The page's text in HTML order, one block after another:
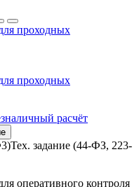
проходных
проходных
расчёт
Тех. задание (44-ФЗ, 223-
контроля